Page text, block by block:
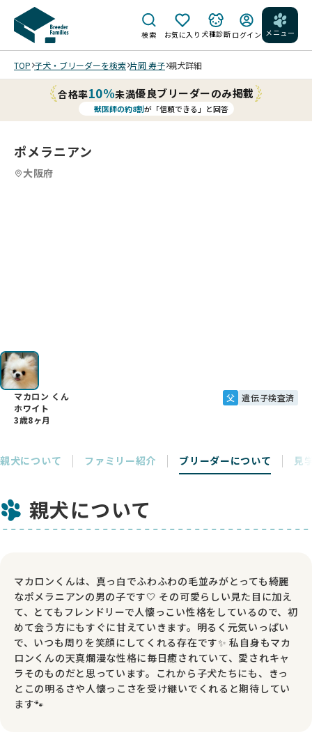
検索 お気に入り 犬種診断 ログイン メニュー
TOP 子犬・ブリーダーを検索 片岡 寿子 親犬詳細
合格率10%未満優良ブリーダーのみ掲載
獣医師の約8割が「信頼できる」と回答
ポメラニアン
大阪府
マカロン くん
ホワイト
3歳8ヶ月
父 遺伝子検査済
親犬について ファミリー紹介 ブリーダーについて 見
親犬について
マカロンくんは、真っ白でふわふわの毛並みがとっても綺麗
なポメラニアンの男の子です🤍 その可愛らしい見た目に加え
て、とてもフレンドリーで人懐っこい性格をしているので、初
めて会う方にもすぐに甘えていきます。明るく元気いっぱい
で、いつも周りを笑顔にしてくれる存在です✨ 私自身もマカ
ロンくんの天真爛漫な性格に毎日癒されていて、愛されキャ
ラそのものだと思っています。これから子犬たちにも、きっ
とこの明るさや人懐っこさを受け継いでくれると期待してい
ます🐾